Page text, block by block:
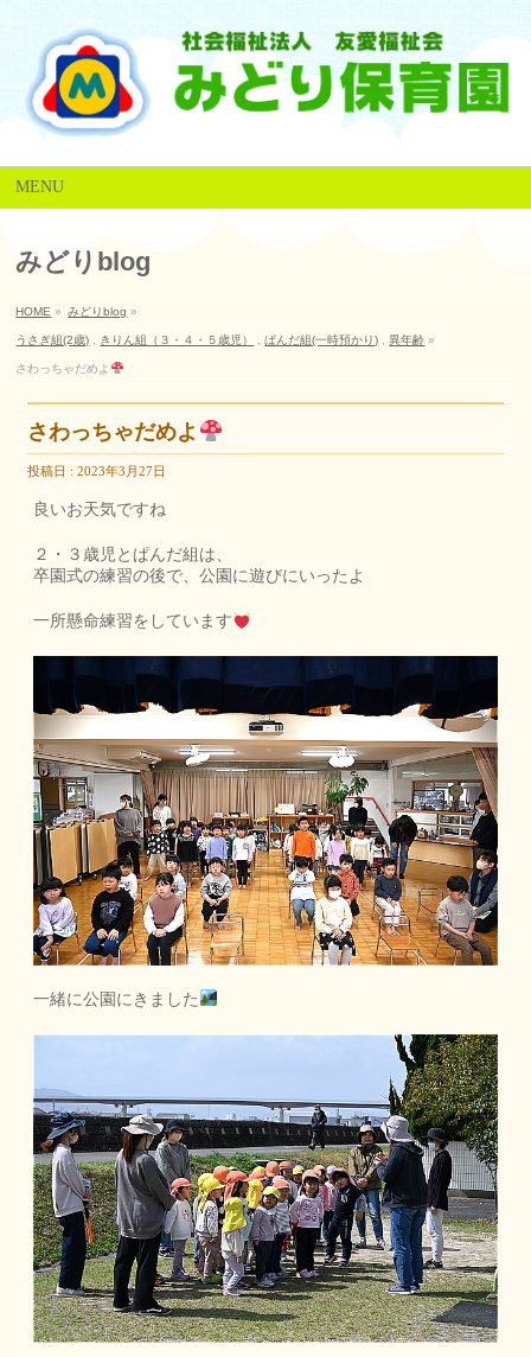
MENU
みどりblog
HOME » みどりblog »
うさぎ組(2歳) きりん組（３・４・５歳児） ,ぱんだ組(一時預かり) ,異年齢 »
さわっちゃだめよ
さわっちゃだめよ
投稿日 : 2023年3月27日
良いお天気ですね
２・３歳児とぱんだ組は、
卒園式の練習の後で、公園に遊びにいったよ
一所懸命練習をしています
一緒に公園にきました